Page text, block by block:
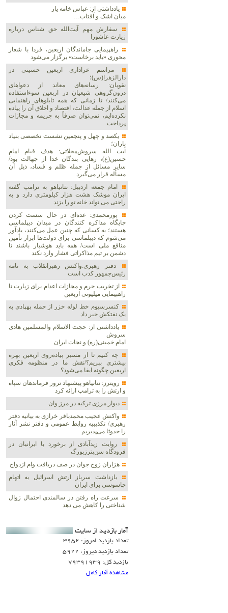
یادداشتی از: عباس خامه یار
میان اشک و آفتاب…
سفارش مهم آیت‌الله حق شناس درباره
زیارت عاشورا
راهپیمایی جاماندگان اربعین، فردا با شعار
محوری «باید برخاست» برگزار می‌شود
مراسم عزاداری اربعین حسینی در
دارالزهرا(س)؛
نقویان: رسانه‌های معاند از دعواهای
درون‌گروهی شیعیان در اربعین سوءاستفاده
می‌کنند/ تا زمانی که همه تابلوهای راهنمایی
اسلام از جمله عدالت، اقتصاد و اخلاق آن را پیاده
نکرده‌ایم، نمی‌توان صرفاً به جریمه و مجازات
پرداخت
یکصد و چهل و پنجمین نشست تخصصی بنیاد
باران؛
آیت الله سروش‌محلاتی: هدف قیام امام
حسین(ع)، رهایی بندگان خدا از جهالت بود/
سایر مسائل از جمله ظلم و فساد، ذیل آن
مسأله قرار می‌گیرد
امام جمعه اردبیل: نتانیاهو به ترامپ گفته
ایران موشک هشت هزار کیلومتری دارد و به
راحتی می تواند خانه تو را بزند
پورمحمدی: عده‌ای در حال سست کردن
جایگاه مذاکره کنندگان در میدان دیپلماسی
هستند؛ به کسانی که چنین عمل می‌کنند، یادآور
می‌شوم که دیپلماسی برای دولت‌ها ابزار تأمین
منافع ملی است/ همه باید هوشیار باشند تا
دشمن بر تیم مذاکراتی فشار وارد نکند
دفتر رهبری:واکنش رهبرانقلاب به نامه
رئیس‌جمهور کذب است
از تخریب حرم و مجازات اعدام برای زیارت تا
راهپیمایی میلیونی اربعین
کنسرسیوم خط لوله خزر از حمله پهپادی به
یک نفتکش خبر داد
یادداشتی از: حجت الاسلام والمسلمین هادی
سروش
امام خمینی(ره) و نجات ایران
چه کنیم تا از مسیر پیاده‌روی اربعین بهره
بیشتری ببریم؟/نقش ما در منظومه فکری
اربعین چگونه ایفا می‌شود؟
رویترز: نتانیاهو پیشنهاد ترور فرماندهان سپاه
و ارتش را به ترامپ ارائه کرد
دیوار مرزی ترکیه در مرز وان
واکنش عجیب محمدباقر خرازی به بیانیه دفتر
رهبری/ تکذیبیه روابط عمومی و دفتر نشر آثار
را حدوثا می‌پذیریم
روایت زیدآبادی از برخورد با ایرانیان در
فرودگاه سن‌پترزبورگ
هزاران زوج‌ جوان در صف دریافت وام ازدواج
بازداشت سرباز ارتش اسرائیل به اتهام
جاسوسی برای ایران
سرعت راه رفتن در سالمندی احتمال زوال
شناختی را کاهش می دهد
آمار بازديد از سايت
تعداد بازدید امروز: 3952
تعداد بازدید دیروز: 5922
بازدید کل: 79391939
مشاهده آمار کامل